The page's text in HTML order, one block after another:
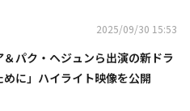
2025/09/30 15:53
＆パク・ヘジュンら出演の新ドラ
に」ハイライト映像を公開